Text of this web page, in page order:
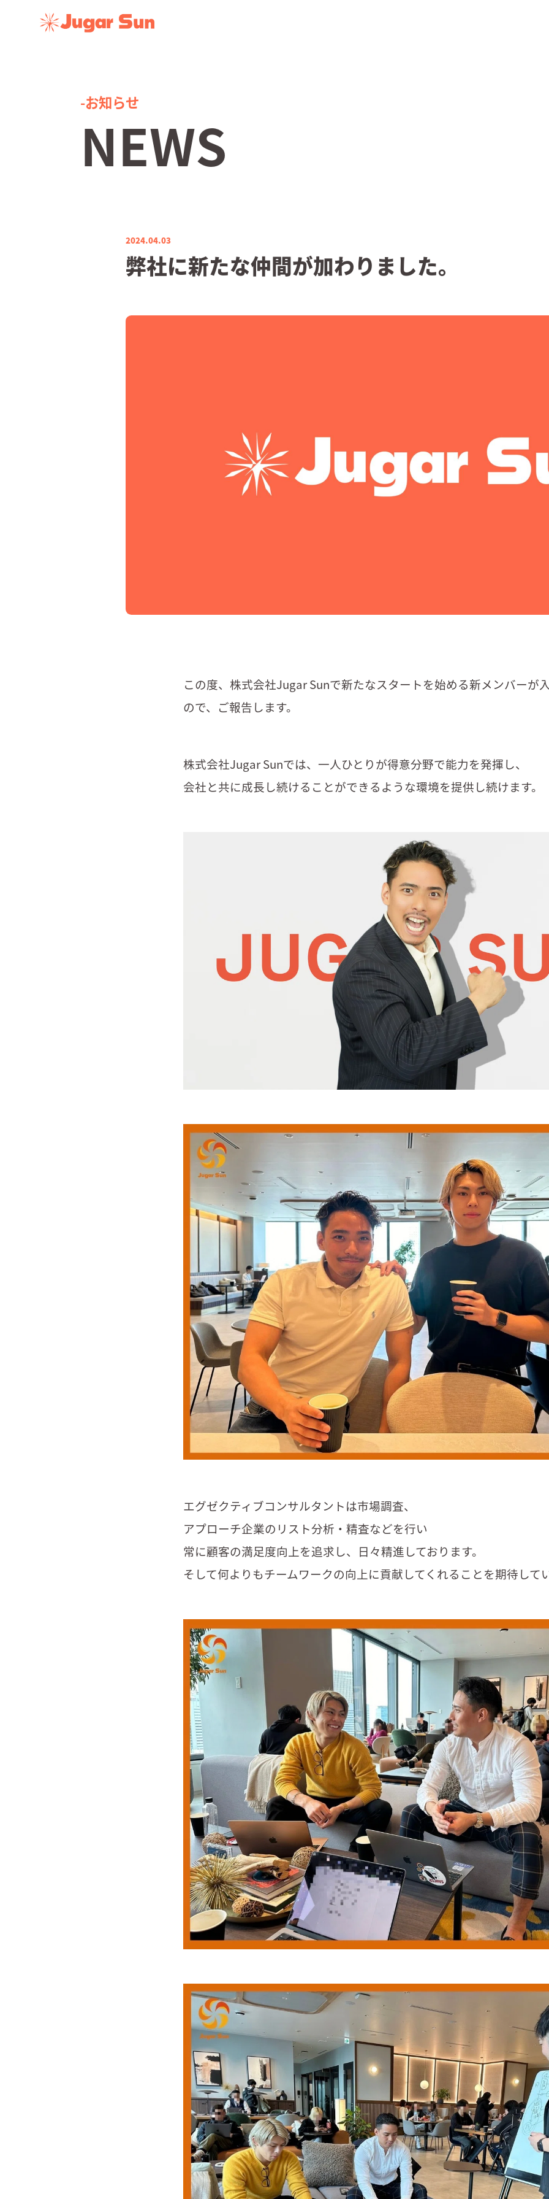
-お知らせ
NEWS
2024.04.03
弊社に新たな仲間が加わりました。
この度、株式会社Jugar Sunで新たなスタートを始める新メンバーが
ので、ご報告します。
株式会社Jugar Sunでは、一人ひとりが得意分野で能力を発揮し、
会社と共に成長し続けることができるような環境を提供し続けます。
エグゼクティブコンサルタントは市場調査、
アプローチ企業のリスト分析・精査などを行い
常に顧客の満足度向上を追求し、日々精進しております。
そして何よりもチームワークの向上に貢献してくれることを期待して